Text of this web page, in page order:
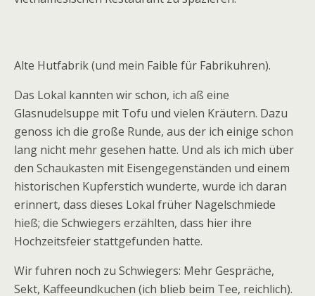
Alte Hutfabrik (und mein Faible für Fabrikuhren).
Das Lokal kannten wir schon, ich aß eine
Glasnudelsuppe mit Tofu und vielen Kräutern. Dazu
genoss ich die große Runde, aus der ich einige schon
lang nicht mehr gesehen hatte. Und als ich mich über
den Schaukasten mit Eisengegenständen und einem
historischen Kupferstich wunderte, wurde ich daran
erinnert, dass dieses Lokal früher Nagelschmiede
hieß; die Schwiegers erzählten, dass hier ihre
Hochzeitsfeier stattgefunden hatte.
Wir fuhren noch zu Schwiegers: Mehr Gespräche,
Sekt, Kaffeeundkuchen (ich blieb beim Tee, reichlich).